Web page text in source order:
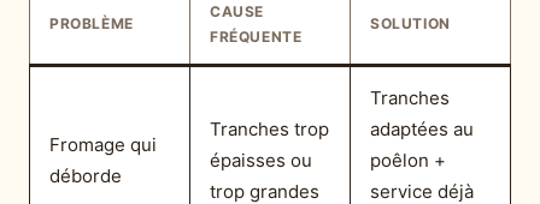
PROBLÈME
CAUSE
FRÉQUENTE
SOLUTION
Fromage qui
déborde
Tranches trop
épaisses ou
trop grandes
Tranches
adaptées au
poêlon +
service déjà